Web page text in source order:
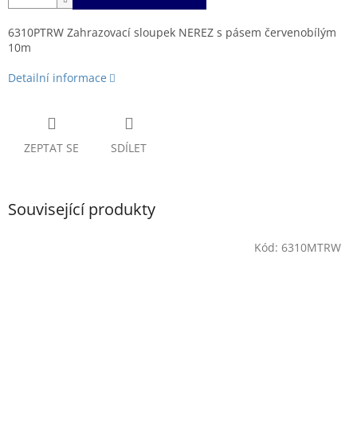
6310PTRW Zahrazovací sloupek NEREZ s pásem červenobílým
10m
Detailní informace
ZEPTAT SE SDÍLET
Související produkty
Kód: 6310MTRW